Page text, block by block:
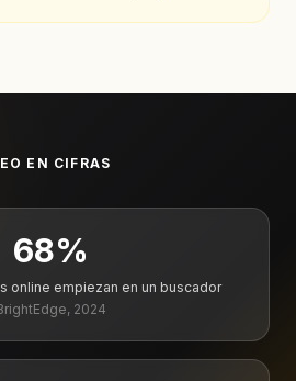
EN CIFRAS
68%
online empiezan en un buscador
2024